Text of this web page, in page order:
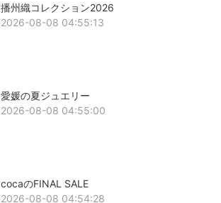
播州織コレクション2026
2026-08-08 04:55:13
愛媛の夏ジュエリー
2026-08-08 04:55:00
cocaのFINAL SALE
2026-08-08 04:54:28